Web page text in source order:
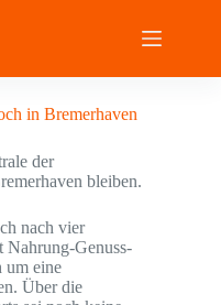
in Bremerhaven
der
bleiben.
nach vier
Nahrung-Genuss-
um eine
Über die